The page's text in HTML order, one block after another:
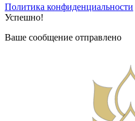
Политика конфиденциальности
Успешно!
Ваше сообщение отправлено